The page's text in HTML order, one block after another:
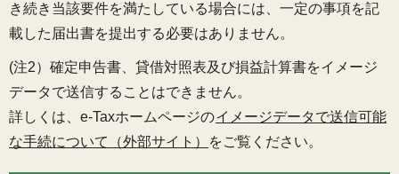
き続き当該要件を満たしている場合には、一定の事項を記
載した届出書を提出する必要はありません。
(注2）確定申告書、貸借対照表及び損益計算書をイメージ
データで送信することはできません。
詳しくは、e-Taxホームページのイメージデータで送信可能
な手続について（外部サイト）
をご覧ください。